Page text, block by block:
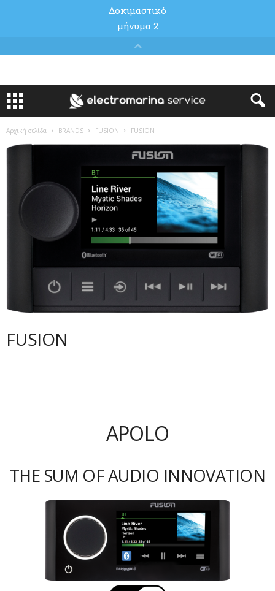
Αρχική σελίδα BRANDS FUSION FUSION
FUSION
APOLO
THE SUM OF AUDIO INNOVATION